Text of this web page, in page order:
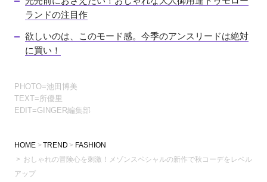
ランドの注目作
欲しいのは、このモード感。今季のアンスリードは絶対
に買い！
PHOTO=池田博美
TEXT=所優里
EDIT=GINGER編集部
HOME TREND
FASHION
おしゃれの冒険心を刺激！メゾンスペシャルの新作で秋コーデをレベル
アップ